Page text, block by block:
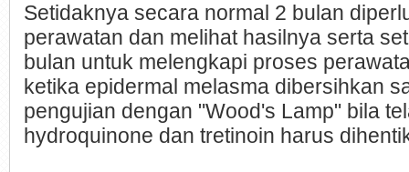
Setidaknya secara normal 2 bulan
perawatan dan melihat hasilnya serta
bulan untuk melengkapi proses
ketika epidermal melasma dibersihkan
pengujian dengan "Wood's Lamp" bila
hydroquinone dan tretinoin harus